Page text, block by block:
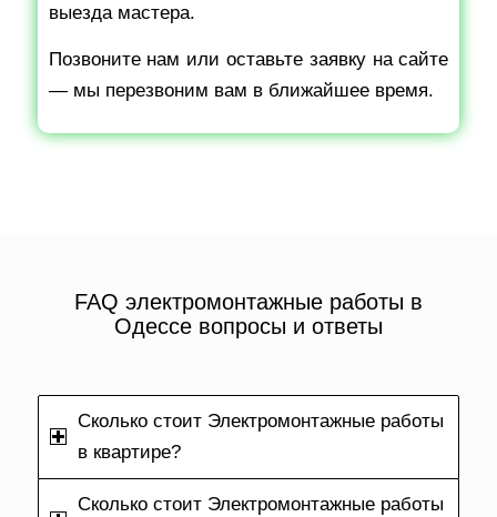
выезда мастера.
Позвоните нам или оставьте заявку на сайте
— мы перезвоним вам в ближайшее время.
FAQ электромонтажные работы в
Одессе вопросы и ответы
Сколько стоит Электромонтажные работы
в квартире?
Сколько стоит Электромонтажные работы